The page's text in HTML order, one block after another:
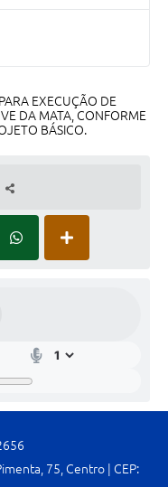
EXECUÇÃO DE
DA MATA, CONFORME
BÁSICO.
75, Centro | CEP: